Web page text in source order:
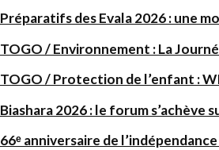
Préparatifs des Evala 2026 : une
TOGO / Environnement : La
TOGO / Protection de l’enfant :
Biashara 2026 : le forum s’achève
66ᵉ anniversaire de